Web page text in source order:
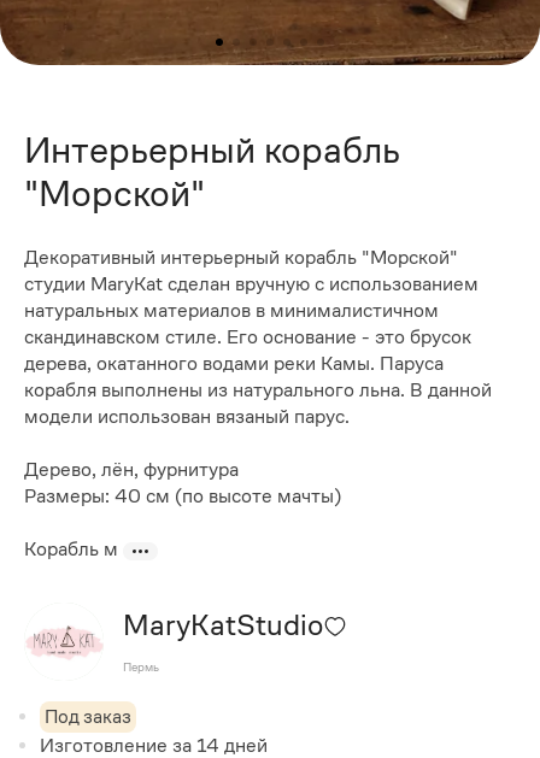
Интерьерный корабль
"Морской"
Декоративный интерьерный корабль "Морской"
студии MaryKat сделан вручную с использованием
натуральных материалов в минималистичном
скандинавском стиле. Его основание - это брусок
дерева, окатанного водами реки Камы. Паруса
корабля выполнены из натурального льна. В данной
модели использован вязаный парус.
Дерево, лён, фурнитура
Размеры: 40 см (по высоте мачты)
Корабль м
MaryKatStudio
Пермь
Под заказ
Изготовление за 14 дней